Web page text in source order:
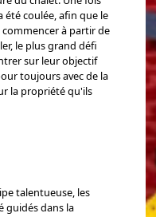
été coulée, afin que le
à partir de
le plus grand défi
sur leur objectif
toujours avec de la
la propriété qu'ils
talentueuse, les
guidés dans la